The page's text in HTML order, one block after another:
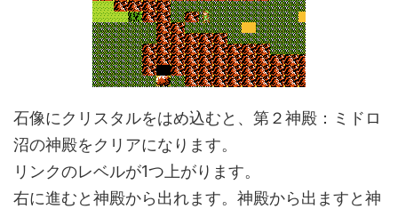
石像にクリスタルをはめ込むと、第２神殿：ミドロ
沼の神殿をクリアになります。
リンクのレベルが1つ上がります。
右に進むと神殿から出れます。神殿から出ますと神